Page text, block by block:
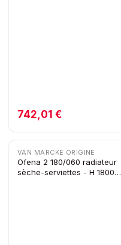
742,01 €
VAN MARCKE ORIGINE
Ofena 2 180/060 radiateur
sèche-serviettes - H 1800 x